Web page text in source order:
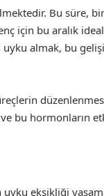
Bu süre,
için bu aralık
almak, bu
bu hormonların
eksikliği